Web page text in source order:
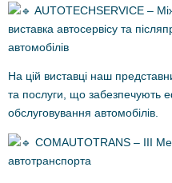
AUTOTECHSERVICE –
виставка автосервісу та
автомобілів
На цій виставці наш
та послуги, що забезпечують
обслуговування автомобілів.
COMAUTOTRANS – ІІІ
автотранспорта